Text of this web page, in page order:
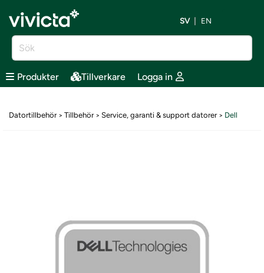
SV EN
Produkter Tillverkare Logga in
Datortillbehör> Tillbehör> Service, garanti & support datorer> Dell